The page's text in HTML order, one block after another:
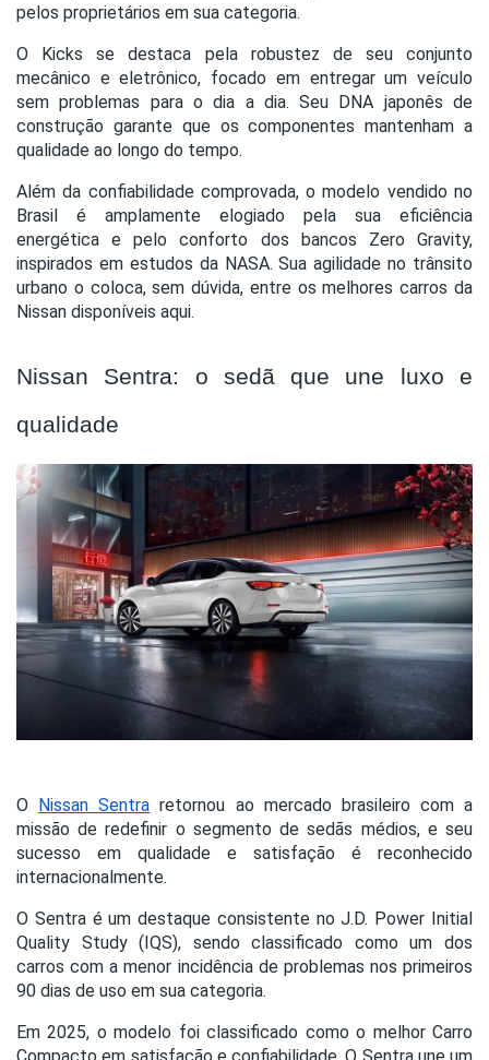
pelos proprietários em sua categoria.
O Kicks se destaca pela robustez de seu conjunto
mecânico e eletrônico, focado em entregar um veículo
sem problemas para o dia a dia. Seu DNA japonês de
construção garante que os componentes mantenham a
qualidade ao longo do tempo.
Além da confiabilidade comprovada, o modelo vendido no
Brasil é amplamente elogiado pela sua eficiência
energética e pelo conforto dos bancos Zero Gravity,
inspirados em estudos da NASA. Sua agilidade no trânsito
urbano o coloca, sem dúvida, entre os melhores carros da
Nissan disponíveis aqui.
Nissan Sentra: o sedã que une luxo e
qualidade
O Nissan Sentra retornou ao mercado brasileiro com a
missão de redefinir o segmento de sedãs médios, e seu
sucesso em qualidade e satisfação é reconhecido
internacionalmente.
O Sentra é um destaque consistente no J.D. Power Initial
Quality Study (IQS), sendo classificado como um dos
carros com a menor incidência de problemas nos primeiros
90 dias de uso em sua categoria.
Em 2025, o modelo foi classificado como o melhor Carro